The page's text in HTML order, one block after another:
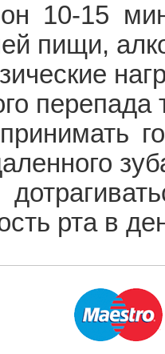
10-15
пищи,
перепада
рта в